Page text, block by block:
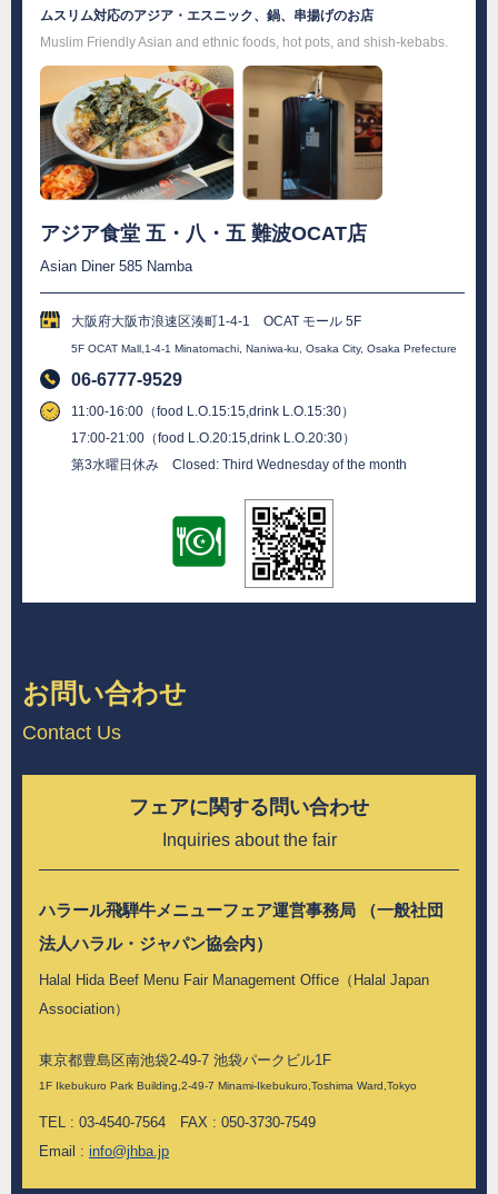
ムスリム対応のアジア・エスニック、鍋、串揚げのお店
Muslim Friendly Asian and ethnic foods, hot pots, and shish-kebabs.
アジア食堂 五・八・五 難波OCAT店
Asian Diner 585 Namba
大阪府大阪市浪速区湊町1-4-1 OCAT モール 5F
5F OCAT Mall,1-4-1 Minatomachi, Naniwa-ku, Osaka City, Osaka Prefecture
06-6777-9529
11:00-16:00（food L.O.15:15,drink L.O.15:30）
17:00-21:00（food L.O.20:15,drink L.O.20:30）
第3水曜日休み Closed: Third Wednesday of the month
お問い合わせ
Contact Us
フェアに関する問い合わせ
Inquiries about the fair
ハラール飛騨牛メニューフェア運営事務局 （一般社団
法人ハラル・ジャパン協会内）
Halal Hida Beef Menu Fair Management Office（Halal Japan
Association）
東京都豊島区南池袋2-49-7 池袋パークビル1F
1F Ikebukuro Park Building,2-49-7 Minami-Ikebukuro,Toshima Ward,Tokyo
TEL : 03-4540-7564 FAX : 050-3730-7549
Email : info@jhba.jp